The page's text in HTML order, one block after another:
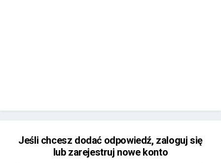
Jeśli chcesz dodać odpowiedź, zaloguj się
lub zarejestruj nowe konto